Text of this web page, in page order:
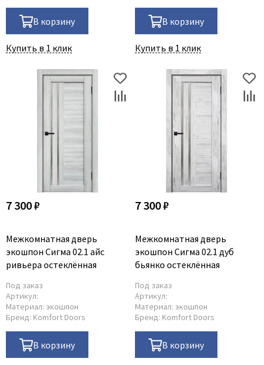
В корзину
Купить в 1 клик
В корзину
Купить в 1 клик
7 300 ₽
Межкомнатная дверь
экошпон Сигма 02.1 айс
ривьера остеклённая
Под заказ
Артикул:
Материал: экошпон
Бренд: Komfort Doors
В корзину
7 300 ₽
Межкомнатная дверь
экошпон Сигма 02.1 дуб
бьянко остеклённая
Под заказ
Артикул:
Материал: экошпон
Бренд: Komfort Doors
В корзину